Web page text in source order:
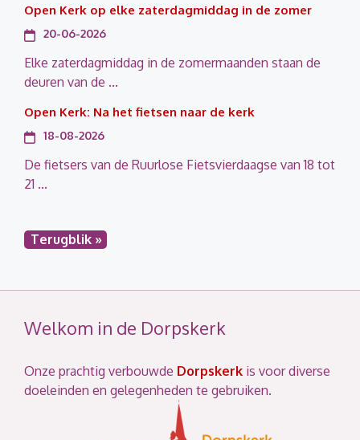
Open Kerk op elke zaterdagmiddag in de zomer
20-06-2026
Elke zaterdagmiddag in de zomermaanden staan de
deuren van de ...
Open Kerk: Na het fietsen naar de kerk
18-08-2026
De fietsers van de Ruurlose Fietsvierdaagse van 18 tot
21 ...
Terugblik »
Welkom in de Dorpskerk
Onze prachtig verbouwde Dorpskerk is voor diverse
doeleinden en gelegenheden te gebruiken.